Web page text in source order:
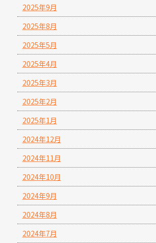
2025年9月
2025年8月
2025年5月
2025年4月
2025年3月
2025年2月
2025年1月
2024年12月
2024年11月
2024年10月
2024年9月
2024年8月
2024年7月